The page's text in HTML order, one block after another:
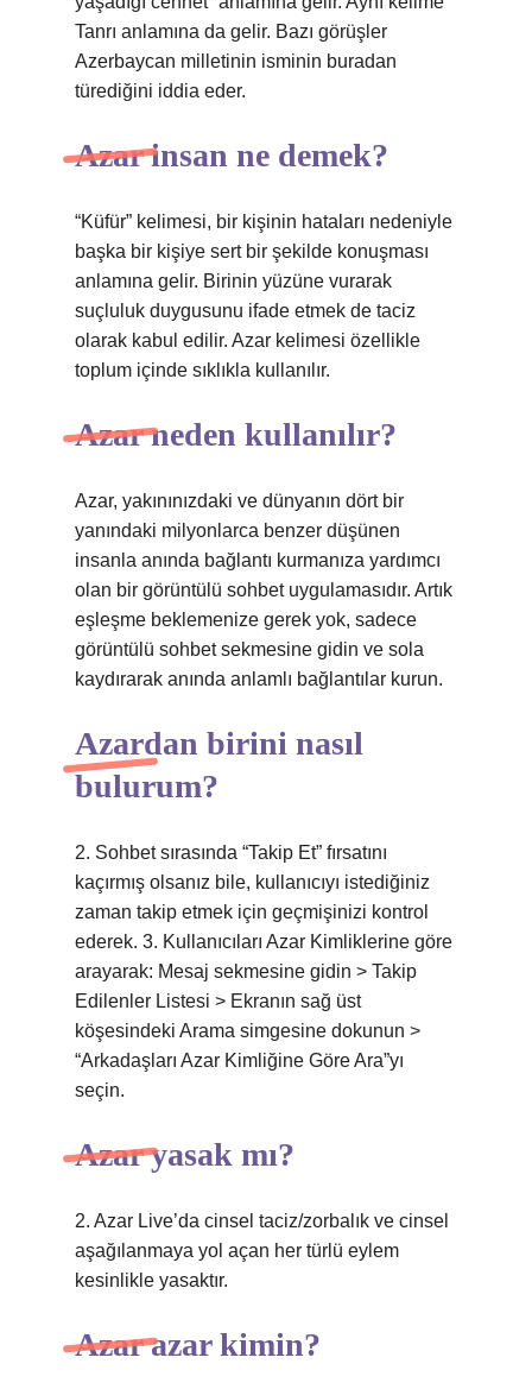
Tanrı anlamına da gelir. Bazı görüşler
Azerbaycan milletinin isminin buradan
türediğini iddia eder.
Azar insan ne demek?
“Küfür” kelimesi, bir kişinin hataları nedeniyle
başka bir kişiye sert bir şekilde konuşması
anlamına gelir. Birinin yüzüne vurarak
suçluluk duygusunu ifade etmek de taciz
olarak kabul edilir. Azar kelimesi özellikle
toplum içinde sıklıkla kullanılır.
Azar neden kullanılır?
Azar, yakınınızdaki ve dünyanın dört bir
yanındaki milyonlarca benzer düşünen
insanla anında bağlantı kurmanıza yardımcı
olan bir görüntülü sohbet uygulamasıdır. Artık
eşleşme beklemenize gerek yok, sadece
görüntülü sohbet sekmesine gidin ve sola
kaydırarak anında anlamlı bağlantılar kurun.
Azardan birini nasıl
bulurum?
2. Sohbet sırasında “Takip Et” fırsatını
kaçırmış olsanız bile, kullanıcıyı istediğiniz
zaman takip etmek için geçmişinizi kontrol
ederek. 3. Kullanıcıları Azar Kimliklerine göre
arayarak: Mesaj sekmesine gidin > Takip
Edilenler Listesi > Ekranın sağ üst
köşesindeki Arama simgesine dokunun >
“Arkadaşları Azar Kimliğine Göre Ara”yı
seçin.
Azar yasak mı?
2. Azar Live’da cinsel taciz/zorbalık ve cinsel
aşağılanmaya yol açan her türlü eylem
kesinlikle yasaktır.
Azar azar kimin?